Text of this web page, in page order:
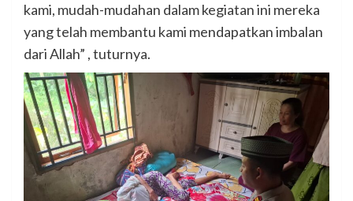
kami, mudah-mudahan dalam kegiatan ini mereka
yang telah membantu kami mendapatkan imbalan
dari Allah” , tuturnya.